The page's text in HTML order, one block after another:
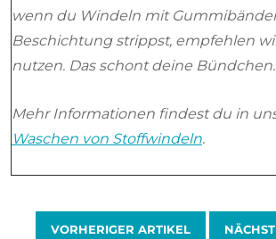
wenn du Windeln mit
Beschichtung strippst, empfehlen
nutzen. Das schont deine Bündchen.
Mehr Informationen findest du in
Waschen von Stoffwindeln.
VORHERIGER ARTIKEL